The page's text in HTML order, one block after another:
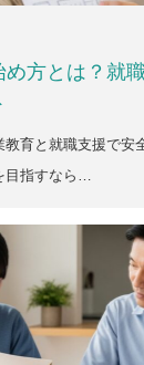
方とは？就
育と就職支援で安
目指すなら…